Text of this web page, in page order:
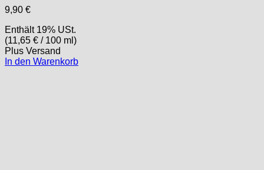
9,90 €
Enthält 19% USt.
(11,65 € / 100 ml)
Plus Versand
In den Warenkorb